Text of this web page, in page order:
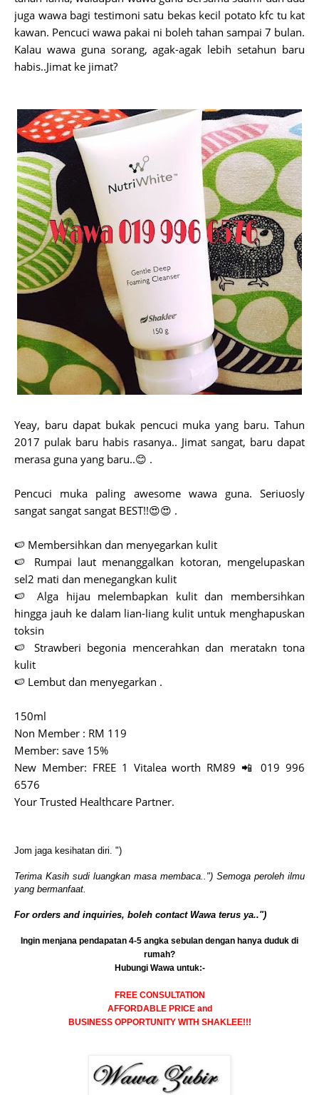
juga wawa bagi testimoni satu bekas kecil potato kfc tu kat
kawan. Pencuci wawa pakai ni boleh tahan sampai 7 bulan.
Kalau wawa guna sorang, agak-agak lebih setahun baru
habis..Jimat ke jimat?
Yeay, baru dapat bukak pencuci muka yang baru. Tahun
2017 pulak baru habis rasanya.. Jimat sangat, baru dapat
merasa guna yang baru..😊 .
Pencuci muka paling awesome wawa guna. Seriuosly
sangat sangat sangat BEST!!😍😍 .
🍉 Membersihkan dan menyegarkan kulit
🍉 Rumpai laut menanggalkan kotoran, mengelupaskan
sel2 mati dan menegangkan kulit
🍉 Alga hijau melembapkan kulit dan membersihkan
hingga jauh ke dalam lian-liang kulit untuk menghapuskan
toksin
🍉 Strawberi begonia mencerahkan dan meratakn tona
kulit
🍉 Lembut dan menyegarkan .
150ml
Non Member : RM 119
Member: save 15%
New Member: FREE 1 Vitalea worth RM89 📲 019 996
6576
Your Trusted Healthcare Partner.
Jom jaga kesihatan diri. ")
Terima Kasih sudi luangkan masa membaca..") Semoga peroleh ilmu
yang bermanfaat.
For orders and inquiries, boleh contact Wawa terus ya..")
Ingin menjana pendapatan 4-5 angka sebulan dengan hanya duduk di
rumah?
Hubungi Wawa untuk:-
FREE CONSULTATION
AFFORDABLE PRICE and
BUSINESS OPPORTUNITY WITH SHAKLEE!!!